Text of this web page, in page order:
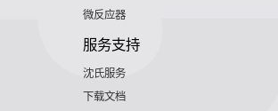
微反应器
服务支持
沈氏服务
下载文档